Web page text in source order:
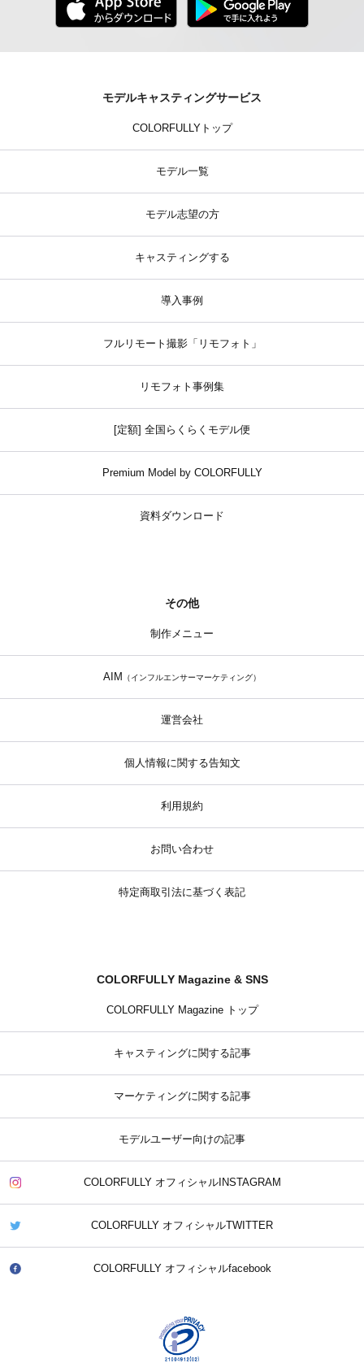
モデルキャスティングサービス
COLORFULLYトップ
モデル一覧
モデル志望の方
キャスティングする
導入事例
フルリモート撮影「リモフォト」
リモフォト事例集
[定額] 全国らくらくモデル便
Premium Model by COLORFULLY
資料ダウンロード
その他
制作メニュー
AIM （インフルエンサーマーケティング）
運営会社
個人情報に関する告知文
利用規約
お問い合わせ
特定商取引法に基づく表記
COLORFULLY Magazine & SNS
COLORFULLY Magazine トップ
キャスティングに関する記事
マーケティングに関する記事
モデルユーザー向けの記事
COLORFULLY オフィシャルINSTAGRAM
COLORFULLY オフィシャルTWITTER
COLORFULLY オフィシャルfacebook